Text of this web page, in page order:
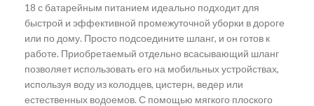
18 с батарейным питанием идеально подходит для
быстрой и эффективной промежуточной уборки в дороге
или по дому. Просто подсоедините шланг, и он готов к
работе. Приобретаемый отдельно всасывающий шланг
позволяет использовать его на мобильных устройствах,
используя воду из колодцев, цистерн, ведер или
естественных водоемов. С помощью мягкого плоского